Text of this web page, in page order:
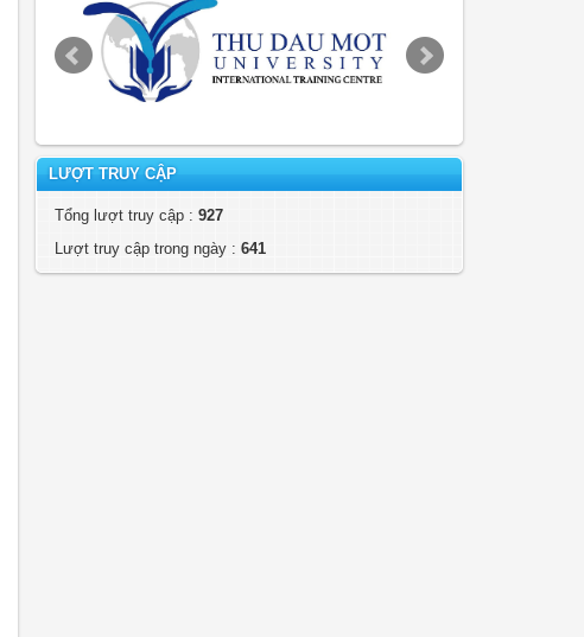
LƯỢT TRUY CẬP
Tổng lượt truy cập : 927
Lượt truy cập trong ngày : 641